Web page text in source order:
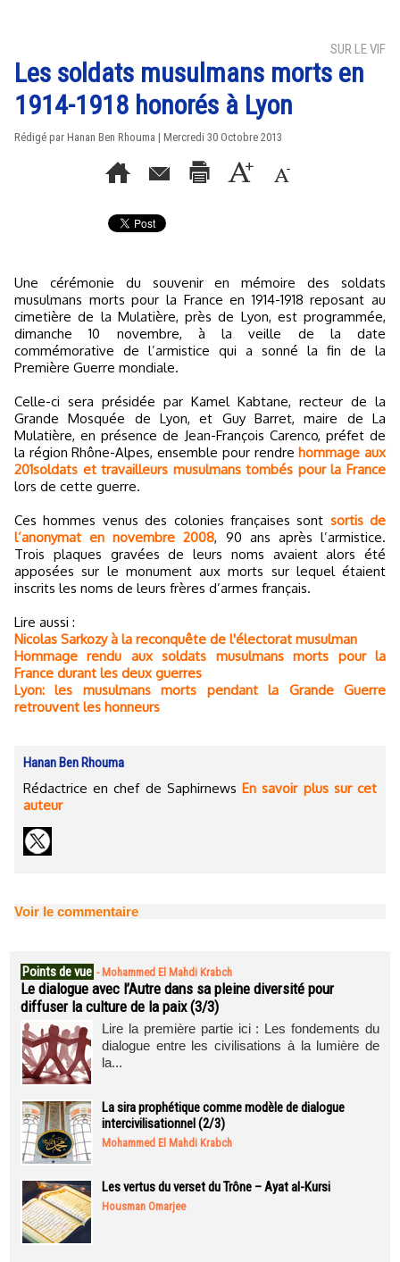
SUR LE VIF
Les soldats musulmans morts en
1914-1918 honorés à Lyon
Rédigé par Hanan Ben Rhouma | Mercredi 30 Octobre 2013
Une cérémonie du souvenir en mémoire des soldats
musulmans morts pour la France en 1914-1918 reposant au
cimetière de la Mulatière, près de Lyon, est programmée,
dimanche 10 novembre, à la veille de la date
commémorative de l’armistice qui a sonné la fin de la
Première Guerre mondiale.
Celle-ci sera présidée par Kamel Kabtane, recteur de la
Grande Mosquée de Lyon, et Guy Barret, maire de La
Mulatière, en présence de Jean-François Carenco, préfet de
la région Rhône-Alpes, ensemble pour rendrehommage aux
201soldats et travailleurs musulmans tombés pour la France
lors de cette guerre.
Ces hommes venus des colonies françaises sont sortis de
l’anonymat en novembre 2008, 90 ans après l’armistice.
Trois plaques gravées de leurs noms avaient alors été
apposées sur le monument aux morts sur lequel étaient
inscrits les noms de leurs frères d’armes français.
Lire aussi :
Nicolas Sarkozy à la reconquête de l'électorat musulman
Hommage rendu aux soldats musulmans morts pour la
France durant les deux guerres
Lyon: les musulmans morts pendant la Grande Guerre
retrouvent les honneurs
Hanan Ben Rhouma
Rédactrice en chef de SaphirnewsEn savoir plus sur cet
auteur
Voir le commentaire
Points de vue - Mohammed El Mahdi Krabch
Le dialogue avec l’Autre dans sa pleine diversité pour
diffuser la culture de la paix (3/3)
Lire la première partie ici : Les fondements du
dialogue entre les civilisations à la lumière de
la...
La sira prophétique comme modèle de dialogue
intercivilisationnel (2/3)
Mohammed El Mahdi Krabch
Les vertus du verset du Trône – Ayat al-Kursi
Housman Omarjee